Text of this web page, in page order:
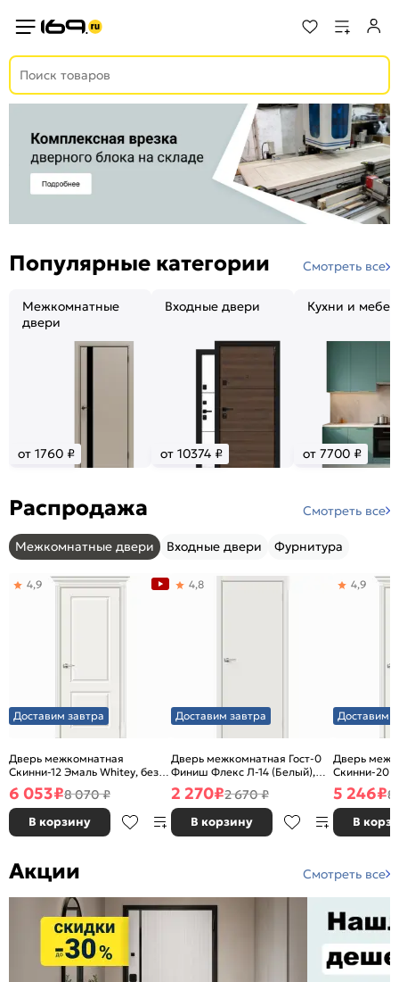
Популярные категории Смотреть все
Межкомнатные
двери
от 1760 ₽
Входные двери
от 10374 ₽
Кухни и
от 7700 ₽
Распродажа Смотреть все
Межкомнатные двери Входные двери Фурнитура
Доставим завтра
Дверь межкомнатная
Скинни-12 Эмаль Whitey, без
декора, глухая, без стекла,
без кромки, скиновая
4,9
6 053₽8 070 ₽
В корзину
Доставим завтра
Дверь межкомнатная Гост-0
Финиш Флекс Л-14 (Белый),
глухая, каркасно-щитовая
4,8
2 270₽2 670 ₽
В корзину
Доставим
Дверь
Скинни-20
декора,
без кромки,
4,9
5 246₽8
В
Акции Смотреть все